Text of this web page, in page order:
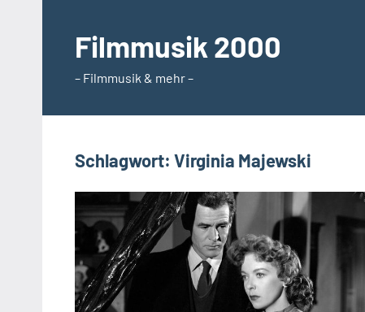
springenFilmmusik 2000
– Filmmusik & mehr –
Schlagwort: Virginia Majewski